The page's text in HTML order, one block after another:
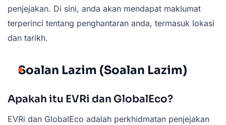
penjejakan. Di sini, anda akan mendapat maklumat
terperinci tentang penghantaran anda, termasuk lokasi
dan tarikh.
Soalan Lazim (Soalan Lazim)
Apakah itu EVRi dan GlobalEco?
EVRi dan GlobalEco adalah perkhidmatan penjejakan